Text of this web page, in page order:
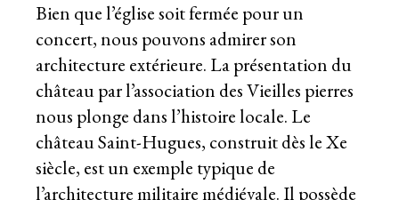
Bien que l’église soit fermée pour un
concert, nous pouvons admirer son
architecture extérieure. La présentation du
château par l’association des Vieilles pierres
nous plonge dans l’histoire locale. Le
château Saint-Hugues, construit dès le Xe
siècle, est un exemple typique de
l’architecture militaire médiévale. Il possède